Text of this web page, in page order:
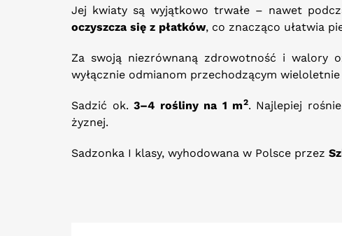
Jej kwiaty są wyjątkowo trwałe – nawet
oczyszcza się z płatków, co znacząco ułatwia
Za swoją niezrównaną zdrowotność i walory
wyłącznie odmianom przechodzącym
Sadzić ok.3–4 rośliny na 1 m2. Najlepiej
żyznej.
Sadzonka I klasy, wyhodowana w Polsce przez